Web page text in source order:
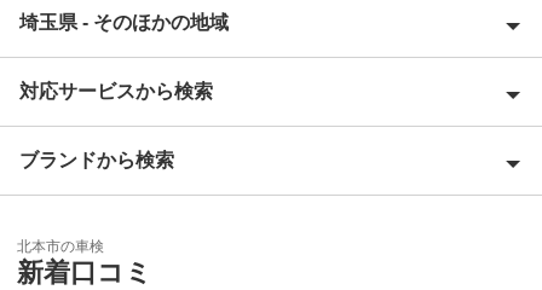
埼玉県 - そのほかの地域
上尾市
入間郡
入間市
対応サービスから検索
Award 受賞店
特典あり
ブランドから検索
「車検の速太郎」
北本市の車検
新着口コミ